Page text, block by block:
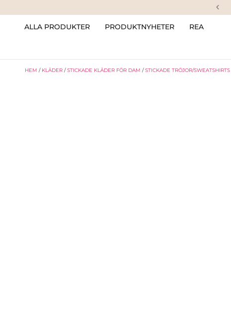
ALLA PRODUKTER PRODUKTNYHETER REA
HEM / KLÄDER /STICKADE KLÄDER FÖR DAM /STICKADE TRÖJOR/SWEATSHIRTS